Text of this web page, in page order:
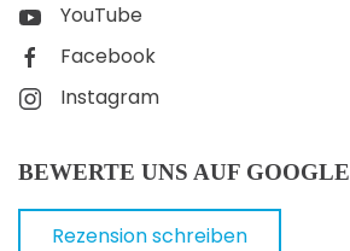
YouTube
Facebook
Instagram
BEWERTE UNS AUF GOOGLE
Rezension schreiben